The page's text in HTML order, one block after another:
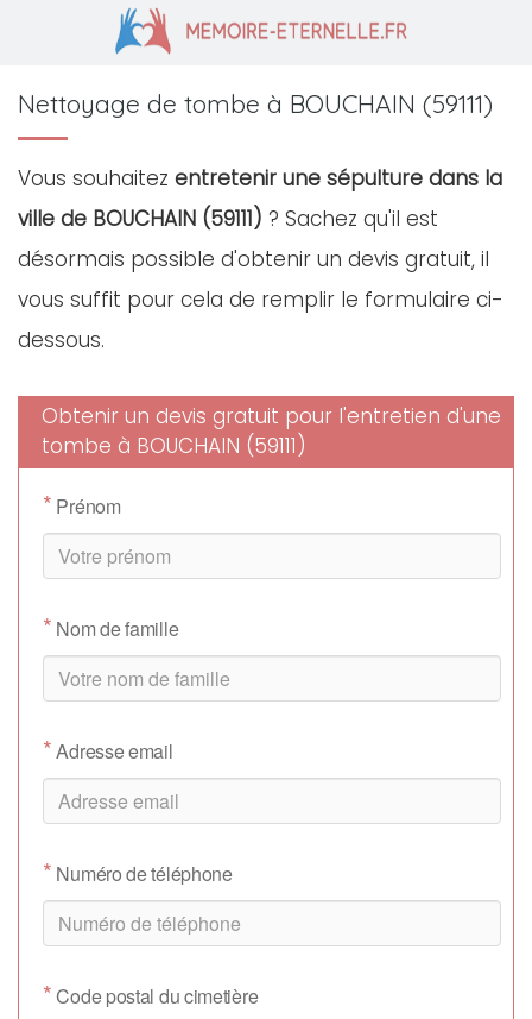
Nettoyage de tombe à BOUCHAIN (59111)
Vous souhaitez entretenir une sépulture dans la
ville de BOUCHAIN (59111) ? Sachez qu'il est
désormais possible d'obtenir un devis gratuit, il
vous suffit pour cela de remplir le formulaire ci-
dessous.
Obtenir un devis gratuit pour l'entretien d'une
tombe à BOUCHAIN (59111)
* Prénom
* Nom de famille
*Adresse email
* Numéro de téléphone
*Code postal du cimetière